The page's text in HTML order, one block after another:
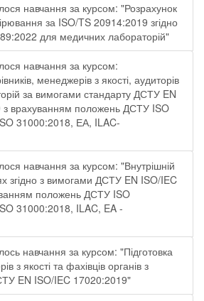
навчання за курсом: "Розрахунок
за ISO/TS 20914:2019 згідно
для медичних лабораторій"
навчання за курсом:
менеджерів з якості, аудиторів
за вимогами стандарту ДСТУ EN
з врахуванням положень ДСТУ ISO
31000:2018, ЕА, ILAC-
навчання за курсом: "Внутрішній
згідно з вимогами ДСТУ EN ISO/IEC
положень ДСТУ ISO
31000:2018, ILAC, EA -
навчання за курсом: "Підготовка
з якості та фахівців органів з
EN ISO/IEC 17020:2019"